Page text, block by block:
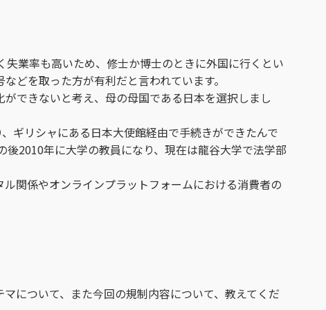
業率も高いため、修士か博士のときに外国に行くとい
どを取った方が有利だと言われています。
できないと考え、母の母国である日本を選択しまし
ギリシャにある日本大使館経由で手続きができたんで
2010年に大学の教員になり、現在は龍谷大学で法学部
関係やオンラインプラットフォームにおける消費者の
について、また今回の規制内容について、教えてくだ